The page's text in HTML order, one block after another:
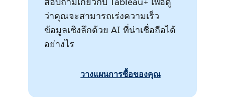
ว่าคุณจะสามารถเร่งความเร็ว
ข้อมูลเชิงลึกด้วย AI ที่น่าเชื่อถือได้
อย่างไร
วางแผนการซื้อของคุณ